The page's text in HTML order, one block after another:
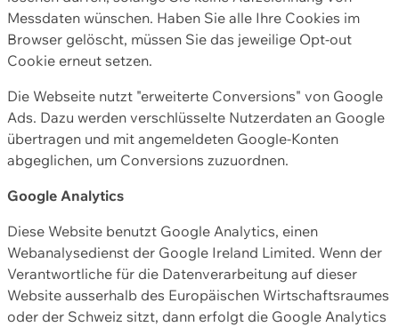
Messdaten wünschen. Haben Sie alle Ihre Cookies im
Browser gelöscht, müssen Sie das jeweilige Opt-out
Cookie erneut setzen.
Die Webseite nutzt "erweiterte Conversions" von Google
Ads. Dazu werden verschlüsselte Nutzerdaten an Google
übertragen und mit angemeldeten Google-Konten
abgeglichen, um Conversions zuzuordnen.
Google Analytics
Diese Website benutzt Google Analytics, einen
Webanalysedienst der Google Ireland Limited. Wenn der
Verantwortliche für die Datenverarbeitung auf dieser
Website ausserhalb des Europäischen Wirtschaftsraumes
oder der Schweiz sitzt, dann erfolgt die Google Analytics